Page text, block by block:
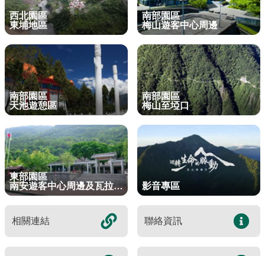
梅山遊客中心
南安遊客中心
排雲登山服務中心
線上預約
線上預約申請
線上預約進度查詢
登高登頂紀念證書申辦
防疫期間登山守則
馬博拉斯橫斷步道系統
入園線上申請
山域事故統計
植物
動物
玉山腳下的子民
黑熊通報
黑熊特展
黑熊影片
黑熊骨骼標本特展
科研成果
路死動物調查成果
路死動物調查
iNaturalist
生態保育資訊
委辦成果報告
生態放映室
採集證申請
生物多樣性平台
Taibif系統
保育類野生動物名錄
野生動物通報
旅遊摺頁
電子書
我們的願景
管理處電話
組織職掌
處長簡介
法律規範
施政計畫
支付或接受補助
預決算及會計報告
通盤檢討
數位典藏
業務統計
請願及訴願
建造及使用執照案件統計
意見信箱
首長信箱
入園信箱
常見問答
雙語詞彙
檔案應用專區
線上檔案展
檔案應用申請服務
檔案知識補給站
檔案應用活動
玉山國公園粉絲專頁
民眾申辦服務
民眾申辦服務
申辦項目查詢
English
日本語
한국어
Bahasa Melayu
Taglog
ไทย
Bahasa indonesia
Deutsche
網站導覽 雙語詞彙
首長信箱 常見問答
RSS訂閱 兒童網
Facebook
西北園區
東埔地區
南部園區
梅山遊客中心周邊
南部園區
天池遊憩區
南部園區
梅山至埡口
東部園區
南安遊客中心周邊及瓦拉米步道
影音專區
相關連結 聯絡資訊